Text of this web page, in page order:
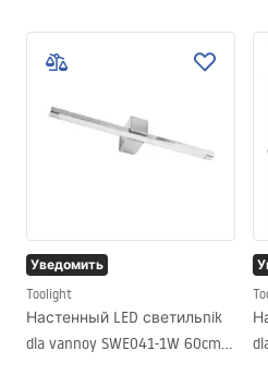
Уведомить
Toolight
Настенный LED светильnik
dla vannoy SWE041-1W 60cm